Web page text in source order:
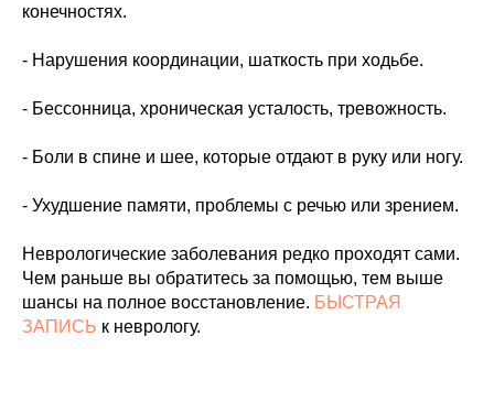
конечностях.
- Нарушения координации, шаткость при ходьбе.
- Бессонница, хроническая усталость, тревожность.
- Боли в спине и шее, которые отдают в руку или ногу.
- Ухудшение памяти, проблемы с речью или зрением.
Неврологические заболевания редко проходят сами.
Чем раньше вы обратитесь за помощью, тем выше
шансы на полное восстановление. БЫСТРАЯ
ЗАПИСЬ к неврологу.